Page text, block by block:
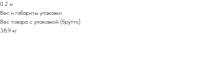
0.2 м
Вес и габариты упаковки
Вес товара с упаковкой (брутто)
38.9 кг